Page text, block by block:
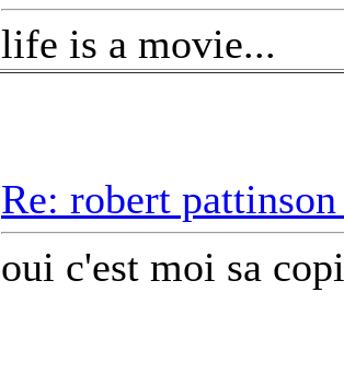
life is a movie...
Re: robert
oui c'est moi sa